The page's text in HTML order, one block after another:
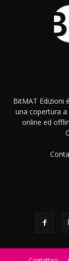
BitMAT Edizioni
una copertura
online ed